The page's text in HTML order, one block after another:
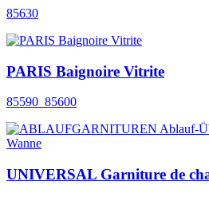
85630
PARIS Baignoire Vitrite
85590_85600
UNIVERSAL Garniture de